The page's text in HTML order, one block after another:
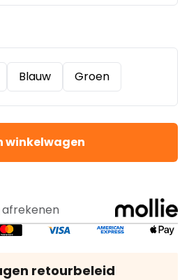
Blauw Groen
winkelwagen
retourbeleid